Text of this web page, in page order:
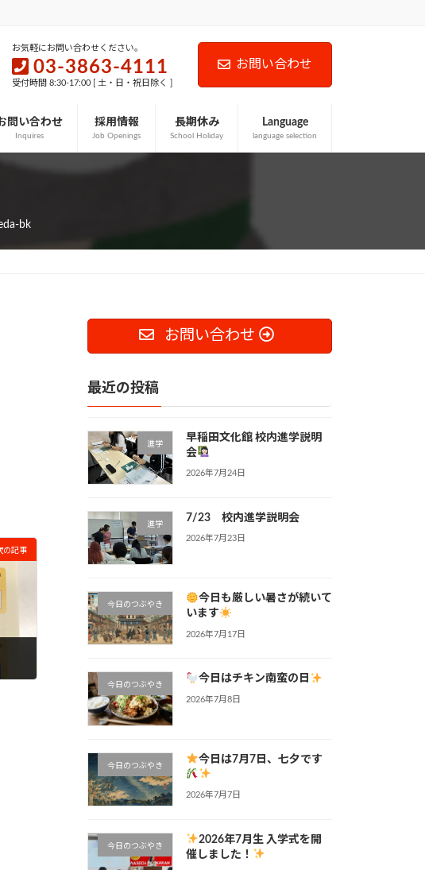
お気軽にお問い合わせください。
03-3863-4111
受付時間 8:30-17:00 [ 土・日・祝日除く ]
お問い合わせ
問い合わせ
Inquires
採用情報
Job Openings
長期休み
School Holiday
Language
language selection
bk
の記事
お問い合わせ
最近の投稿
進学
早稲田文化館 校内進学説明
会
2026年7月24日
進学
7/23 校内進学説明会
2026年7月23日
今日のつぶやき
今日も厳しい暑さが続いて
います
2026年7月17日
今日のつぶやき
今日はチキン南蛮の日
2026年7月8日
今日のつぶやき
今日は7月7日、七夕です
2026年7月7日
今日のつぶやき
2026年7月生 入学式を開
催しました！